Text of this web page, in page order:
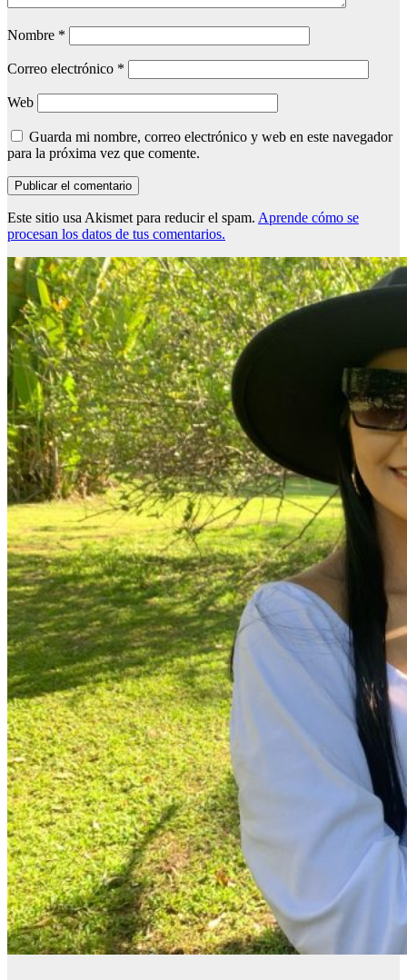
Nombre *
Correo electrónico *
Web
Guarda mi nombre, correo electrónico y web en este navegador
para la próxima vez que comente.
Este sitio usa Akismet para reducir el spam. Aprende cómo se
procesan los datos de tus comentarios.